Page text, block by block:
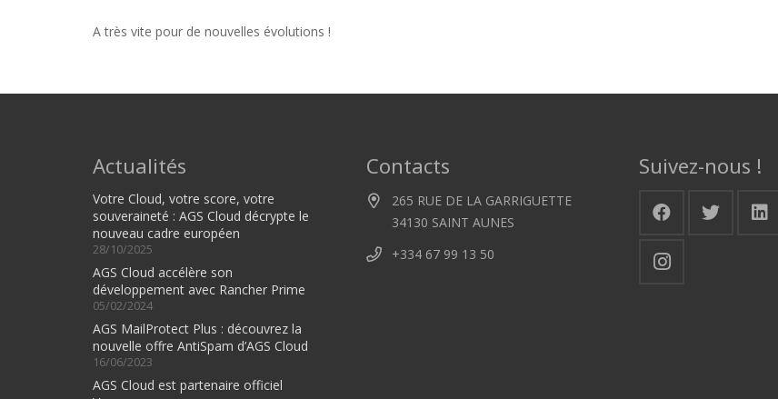
A très vite pour de nouvelles évolutions !
Actualités
Votre Cloud, votre score, votre
souveraineté : AGS Cloud décrypte le
nouveau cadre européen
28/10/2025
AGS Cloud accélère son
développement avec Rancher Prime
05/02/2024
AGS MailProtect Plus : découvrez la
nouvelle offre AntiSpam d’AGS Cloud
16/06/2023
AGS Cloud est partenaire officiel
Contacts
265 RUE DE LA GARRIGUETTE
34130 SAINT AUNES
+334 67 99 13 50
Suivez-nous !